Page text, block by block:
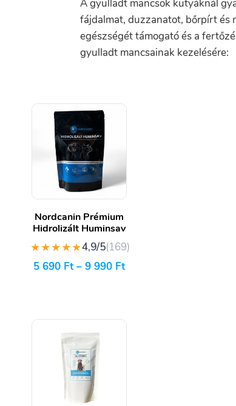
A gyulladt mancsok kutyáknál
fájdalmat, duzzanatot, bőrpírt és
egészségét támogató és a
gyulladt mancsainak kezelésére:
Nordcanin Prémium
Hidrolizált Huminsav
★★★★★4,9/5(169)
5 690 Ft– 9 990 Ft